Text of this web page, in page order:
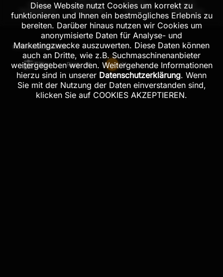
100 Tage
Rückgaberecht
Kostenloser
Versand in DE
100% echte
Handarbeit
Mit AR
Probehängen
FILTER:9ERGEBNISSE
Filter Rost
Diese Website nutzt Cookies um korrekt zu
funktionieren und Ihnen ein bestmögliches Erlebnis zu
bereiten. Darüber hinaus nutzen wir Cookies um
anonymisierte Daten für Analyse- und
Marketingzwecke auszuwerten. Diese Daten können
auch an Dritte, wie z.B. Suchmaschinenanbieter
weitergegeben werden. Weitergehende Informationen
hierzu sind in unserer Datenschutzerklärung. Wenn
Sie mit der Nutzung der Daten einverstanden sind,
klicken Sie auf COOKIES AKZEPTIEREN.